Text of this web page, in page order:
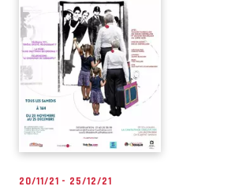
20/11/21 - 25/12/21